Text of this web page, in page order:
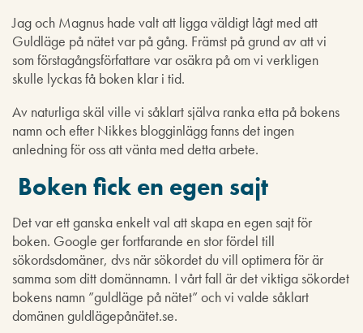
Jag och Magnus hade valt att ligga väldigt lågt med att
Guldläge på nätet var på gång. Främst på grund av att vi
som förstagångsförfattare var osäkra på om vi verkligen
skulle lyckas få boken klar i tid.
Av naturliga skäl ville vi såklart själva ranka etta på bokens
namn och efter Nikkes blogginlägg fanns det ingen
anledning för oss att vänta med detta arbete.
Boken fick en egen sajt
Det var ett ganska enkelt val att skapa en egen sajt för
boken. Google ger fortfarande en stor fördel till
sökordsdomäner, dvs när sökordet du vill optimera för är
samma som ditt domännamn. I vårt fall är det viktiga sökordet
bokens namn ”guldläge på nätet” och vi valde såklart
domänen guldlägepånätet.se.